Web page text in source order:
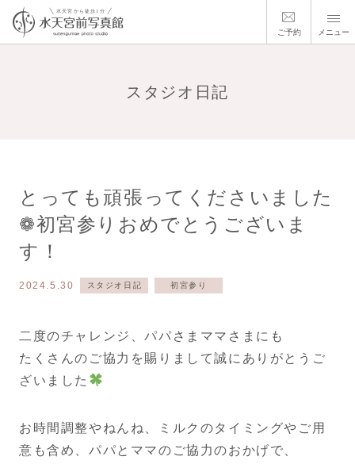
ご予約 メニュー
スタジオ日記
とっても頑張ってくださいました
❁初宮参りおめでとうございま
す！
2024.5.30 スタジオ日記 初宮参り
二度のチャレンジ、パパさまママさまにも
たくさんのご協力を賜りまして誠にありがとうご
ざいました
お時間調整やねんね、ミルクのタイミングやご用
意も含め、パパとママのご協力のおかげで、